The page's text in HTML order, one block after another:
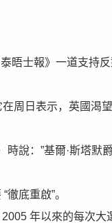
士報》一道支持
周日表示，英國渴
說：”基爾·斯塔默
底重啟”。
年以來的每次